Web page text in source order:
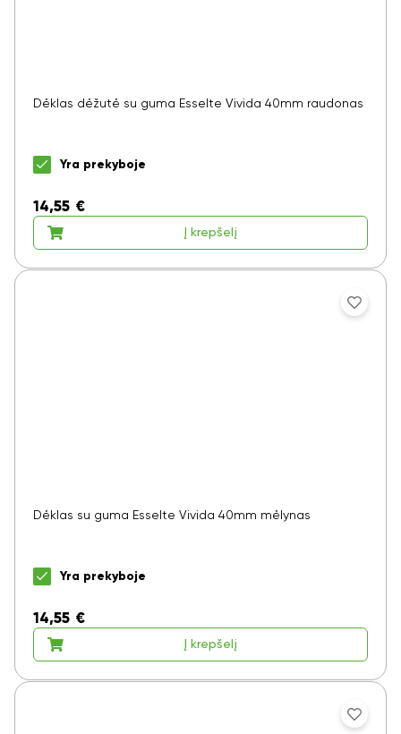
Dėklas dėžutė su guma Esselte Vivida 40mm raudonas
Yra prekyboje
14,55 €
Į krepšelį
Dėklas su guma Esselte Vivida 40mm mėlynas
Yra prekyboje
14,55 €
Į krepšelį